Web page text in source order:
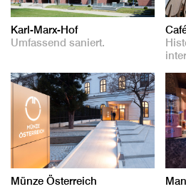
Karl-Marx-Hof
Umfassend saniert.
Münze Österreich